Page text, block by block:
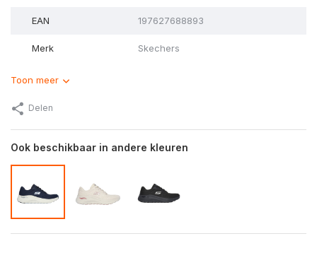
EAN 197627688893
Merk Skechers
Toon meer
Delen
Ook beschikbaar in andere kleuren